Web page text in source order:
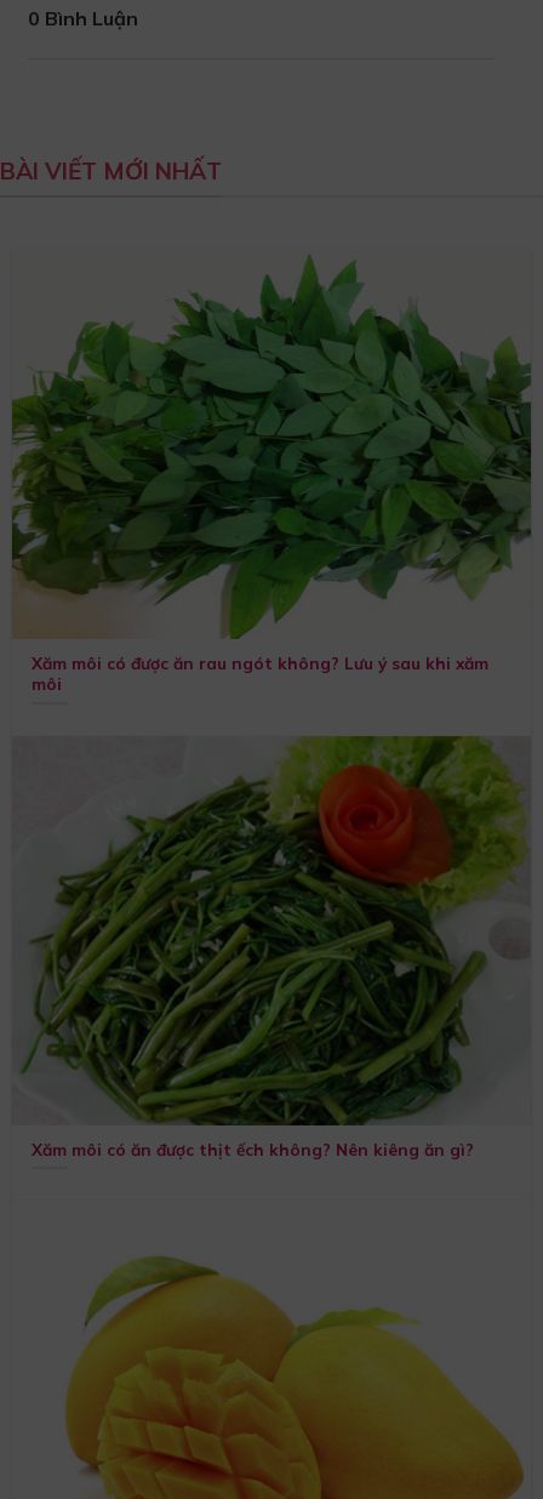
0 Bình Luận
BÀI VIẾT MỚI NHẤT
Xăm môi có được ăn rau ngót không? Lưu ý sau khi xăm
môi
Xăm môi có ăn được thịt ếch không? Nên kiêng ăn gì?